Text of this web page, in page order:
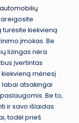
automobilių
kiekvieną
įmokas. Be
lizingas nėra
įvertintas
mėnesį
atsakingai
Be to,
ir savo išlaidas.
todėl prieš